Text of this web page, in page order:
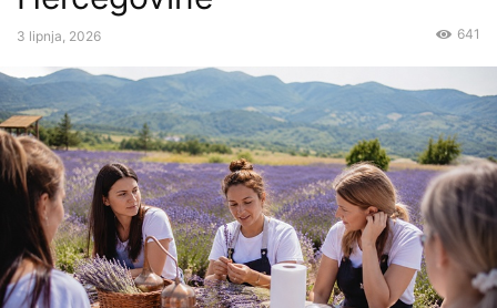
3 lipnja, 2026 641